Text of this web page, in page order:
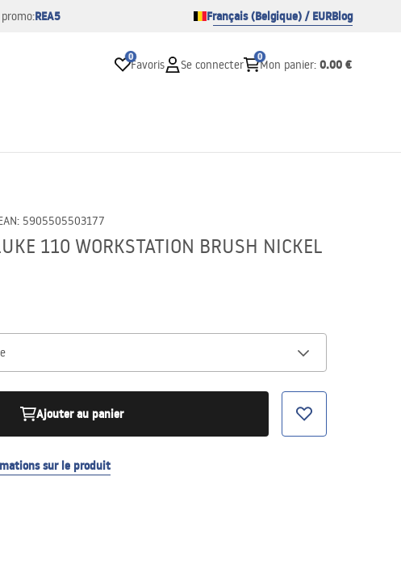
promo:REA5 Français (Belgique) / EURBlog
0
Favoris Se connecter
0
Mon panier: 0.00 €
: 5905505503177
110 WORKSTATION BRUSH NICKEL
Ajouter au panier
sur le produit